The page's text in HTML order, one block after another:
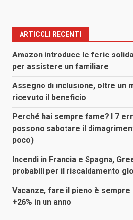
ARTICOLI RECENTI
Amazon introduce le ferie
per assistere un familiare
Assegno di inclusione, oltre un
ricevuto il beneficio
Perché hai sempre fame? I 7
possono sabotare il
poco)
Incendi in Francia e Spagna,
probabili per il riscaldamento
Vacanze, fare il pieno è sempre
+26% in un anno